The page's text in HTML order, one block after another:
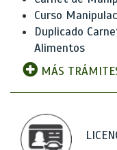
Curso
Duplicado
Alimentos
MÁS